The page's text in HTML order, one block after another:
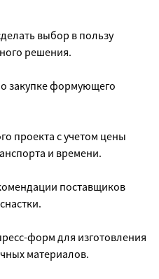
выбор в пользу
решения.
закупке формующего
проекта с учетом цены
и времени.
поставщиков
форм для изготовления
материалов.